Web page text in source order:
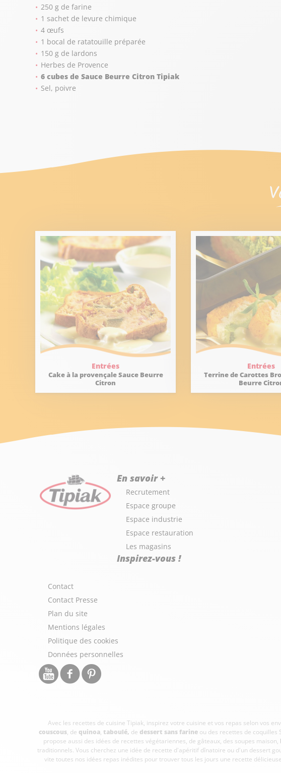
250 g de farine
1 sachet de levure chimique
4 œufs
1 bocal de ratatouille préparée
150 g de lardons
Herbes de Provence
6 cubes de Sauce Beurre Citron Tipiak
Sel, poivre
Entrées
Cake à la provençale Sauce Beurre
Citron
Entrées
Terrine de Carottes
Beurre
En savoir +
Recrutement
Espace groupe
Espace industrie
Espace restauration
Les magasins
Inspirez-vous !
Contact
Contact Presse
Plan du site
Mentions légales
Politique des cookies
Données personnelles
Avec les recettes de cuisine Tipiak, inspirez votre cuisine et vos repas selon vos
couscous, de quinoa, taboulé, de dessert sans farine ou des recettes de coquilles
propose aussi des idées de recettes végétariennes, de gâteaux, des soupes maison,
traditionnels. Vous cherchez une idée de recette d'apéritif dînatoire ou d'un dessert
vite toutes nos idées repas inédites pour trouver tous les jours une recette